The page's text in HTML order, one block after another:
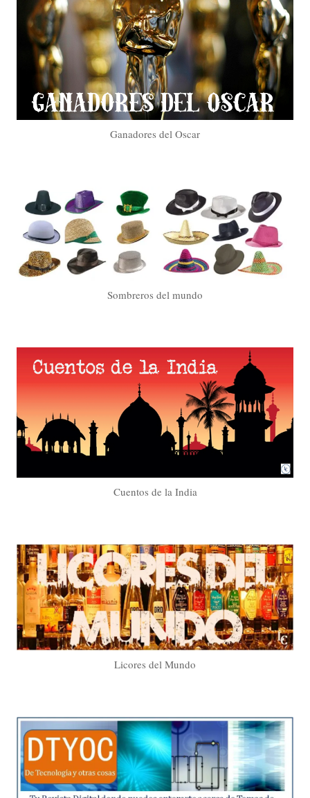
Ganadores del Oscar
Sombreros del mundo
Cuentos de la India
Licores del Mundo